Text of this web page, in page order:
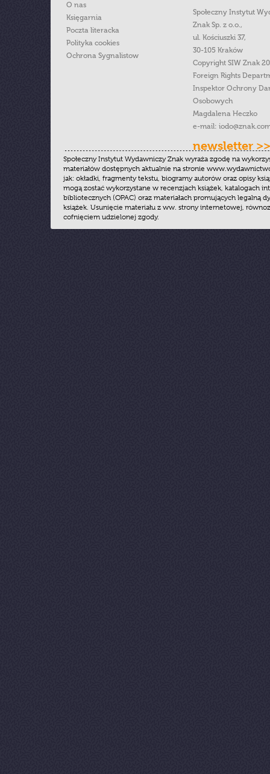
O nas
Księgarnia
Poczta literacka
Polityka cookies
Ochrona Sygnalistow
Społeczny Instytut
Znak Sp. z o.o.,
ul. Kościuszki 37,
30-105 Kraków
Copyright SIW Znak
Foreign Rights
Inspektor Ochrony
Osobowych
Magdalena Heczko
e-mail:
newsletter >>
Społeczny Instytut Wydawniczy Znak wyraża zgodę na
materiałów dostępnych aktualnie na stronie
jak: okładki, fragmenty tekstu, biogramy autorów oraz opisy
mogą zostać wykorzystane w recenzjach książek, katalogach
bibliotecznych (OPAC) oraz materiałach promujących legalną
książek. Usunięcie materiału z ww. strony internetowej,
cofnięciem udzielonej zgody.